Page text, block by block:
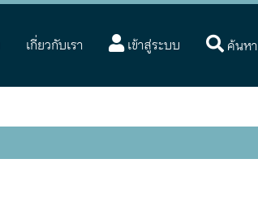
เกี่ยวกับเรา เข้าสู่ระบบ (current)ค้นหา